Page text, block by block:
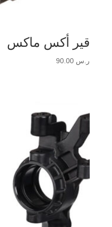
قير أكس ماكس
ر.س